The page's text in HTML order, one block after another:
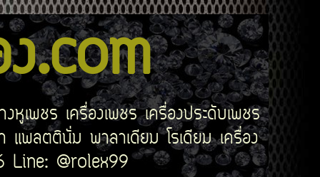
.com
เพชร เครื่องเพชร เครื่องประดับเพชร
แพลตตินั่ม พาลาเดียม โรเดียม เครื่อง
Line: @rolex99